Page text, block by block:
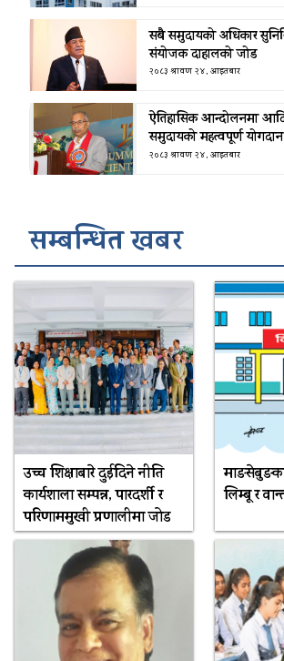
सबै समुदायको अधिकार
संयोजक दाहालको जोड
२०८३ श्रावण २४, आइतबार
ऐतिहासिक आन्दोलनमा
समुदायको महत्वपूर्ण योगदानः
२०८३ श्रावण २४, आइतबार
सम्बन्धित खबर
उच्च शिक्षाबारे दुईदिने नीति
कार्यशाला सम्पन्न, पारदर्शी र
परिणाममुखी प्रणालीमा जोड
लिम्बू र